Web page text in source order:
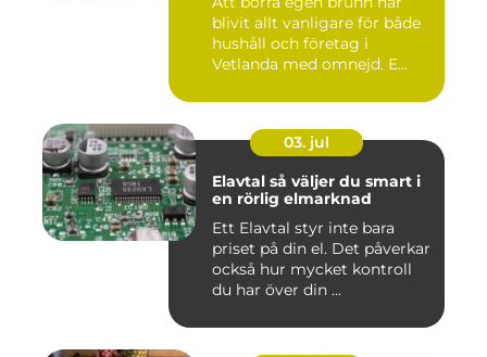
blivit allt vanligare för både
hushåll och företag i
Vetlanda med omnejd. E...
03. jul
Elavtal så väljer du smart i
en rörlig elmarknad
Ett Elavtal styr inte bara
priset på din el. Det påverkar
också hur mycket kontroll
du har över din ...